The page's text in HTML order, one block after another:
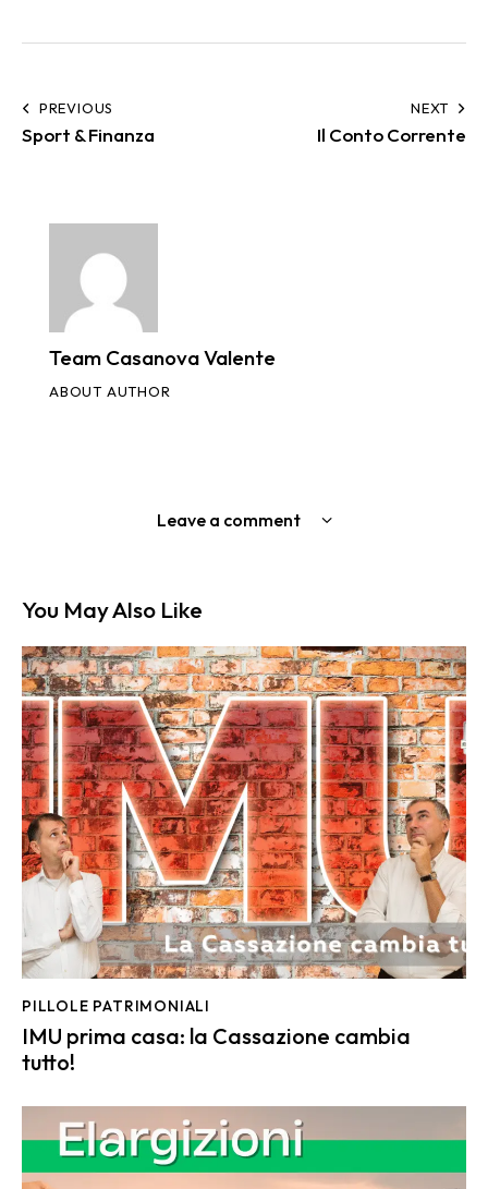
PREVIOUS
Sport & Finanza
NEXT
Il Conto Corrente
Team Casanova Valente
ABOUT AUTHOR
Leave a comment
You May Also Like
PILLOLE PATRIMONIALI
IMU prima casa: la Cassazione cambia
tutto!